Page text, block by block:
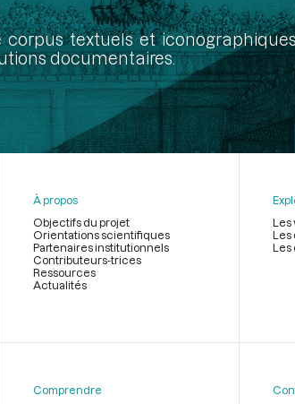
textuels et
documentaires.
À propos
Objectifs du projet
Orientations scientifiques
Partenaires institutionnels
Contributeurs-trices
Ressources
Actualités
Les
Les
Les
Comprendre